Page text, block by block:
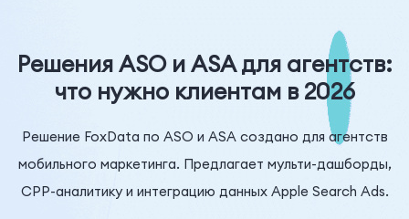
Ресурсы
Цены
Компания
Решения ASO и ASA для агентств:
что нужно клиентам в 2026
Решение FoxData по ASO и ASA создано для агентств
мобильного маркетинга. Предлагает мульти-дашборды,
CPP-аналитику и интеграцию данных Apple Search Ads.